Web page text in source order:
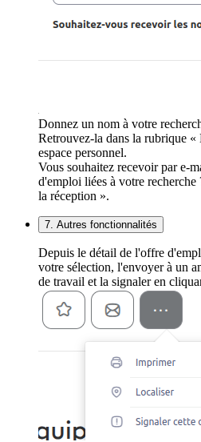
Donnez un nom à votre
Retrouvez-la dans la rubrique
espace personnel.
Vous souhaitez recevoir par e-
d'emploi liées à votre
la réception ».
7. Autres fonctionnalités
Depuis le détail de l'offre
votre sélection, l'envoyer à un
de travail et la signaler en